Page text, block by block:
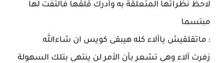
لاحظ نظراتها المتعلقة به وأدرك قلقها فالتفت لها
مبتسما
: ماتقلقيش ياآلاء كله هيبقى كويس ان شاءالله
زفرت آلاء وهى تشعر بأن الأمر لن ينتهى بتلك السهولة